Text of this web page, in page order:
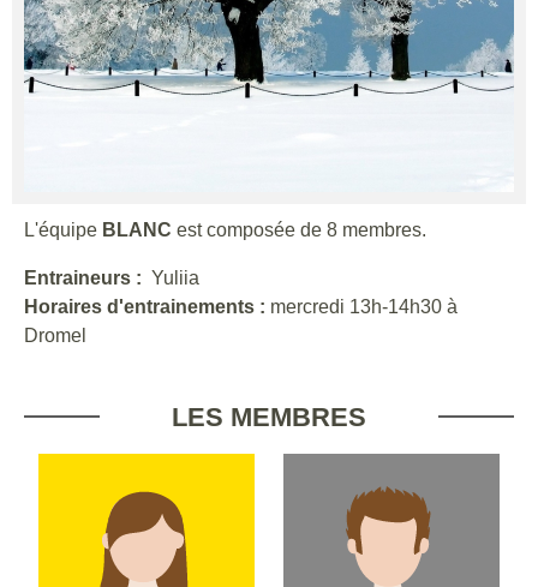
L'équipe BLANC est composée de 8 membres.
Entraineurs : Yuliia
Horaires d'entrainements : mercredi 13h-14h30 à
Dromel
LES MEMBRES